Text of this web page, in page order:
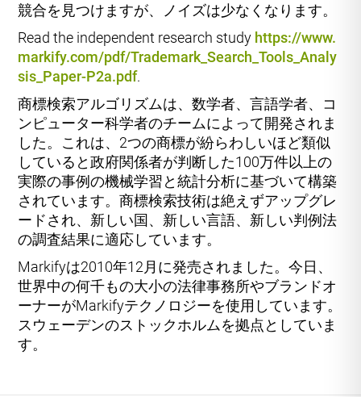
競合を見つけますが、ノイズは少なくなります。
Read the independent research study https://www.
markify.com/pdf/Trademark_Search_Tools_Analy
sis_Paper-P2a.pdf.
商標検索アルゴリズムは、数学者、言語学者、コ
ンピューター科学者のチームによって開発されま
した。これは、2つの商標が紛らわしいほど類似
していると政府関係者が判断した100万件以上の
実際の事例の機械学習と統計分析に基づいて構築
されています。商標検索技術は絶えずアップグレ
ードされ、新しい国、新しい言語、新しい判例法
の調査結果に適応しています。
Markifyは2010年12月に発売されました。今日、
世界中の何千もの大小の法律事務所やブランドオ
ーナーがMarkifyテクノロジーを使用しています。
スウェーデンのストックホルムを拠点としていま
す。